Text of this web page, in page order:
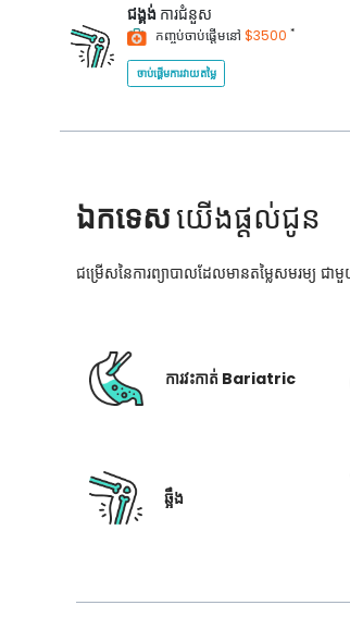
ជង្គង់ ការជំនួស
កញ្ចប់ចាប់ផ្តើមនៅ $3500 *
ចាប់ផ្តើមការវាយតម្លៃ
ឯកទេសយើងផ្តល់ជូន
ជម្រើសនៃការព្យាបាលដែលមានតម្លៃសមរម្យ ជ
ការវះកាត់ Bariatric
ឆ្អឹង